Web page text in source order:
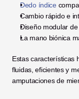
Dedo índice
Cambio rápido e
Diseño modular
La mano biónica
Estas características
fluidas, eficientes y
amputaciones de